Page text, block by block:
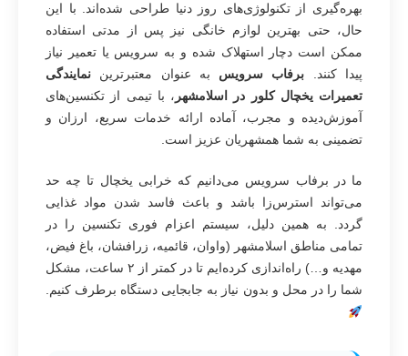
بهره‌گیری از تکنولوژی‌های روز دنیا طراحی شده‌اند. با این
حال، حتی بهترین لوازم خانگی نیز پس از مدتی استفاده
ممکن است دچار استهلاک شده و به سرویس یا تعمیر نیاز
پیدا کنند. برفاب سرویس به عنوان معتبرترین نمایندگی
تعمیرات یخچال کلور در اسلامشهر ، با تیمی از تکنسین‌های
آموزش‌دیده و مجرب، آماده ارائه خدمات سریع، ارزان و
تضمینی به شما همشهریان عزیز است.
ما در برفاب سرویس می‌دانیم که خرابی یخچال تا چه حد
می‌تواند استرس‌زا باشد و باعث فاسد شدن مواد غذایی
گردد. به همین دلیل، سیستم اعزام فوری تکنسین را در
تمامی مناطق اسلامشهر (واوان، قائمیه، زرافشان، باغ فیض،
مهدیه و…) راه‌اندازی کرده‌ایم تا در کمتر از ۲ ساعت، مشکل
شما را در محل و بدون نیاز به جابجایی دستگاه برطرف کنیم.